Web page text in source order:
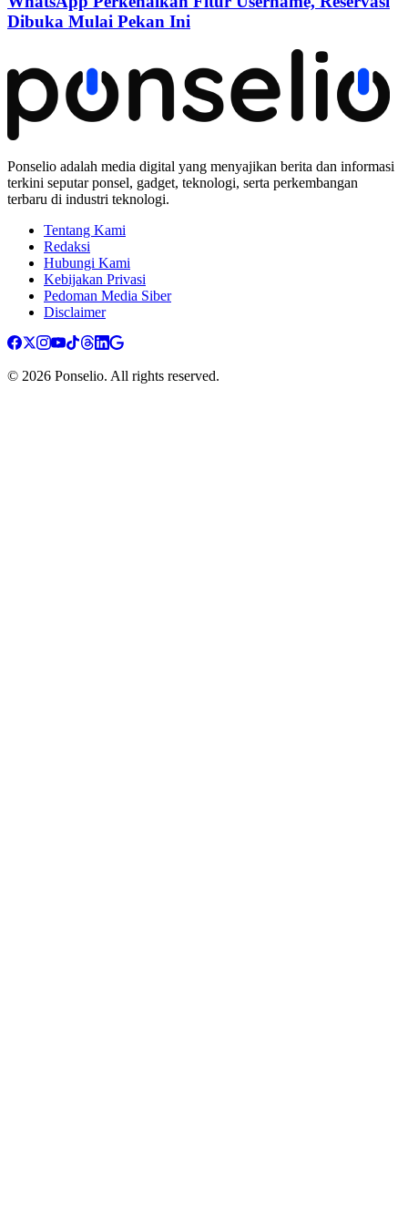
Dibuka Mulai Pekan Ini
Ponselio adalah media digital yang menyajikan berita dan informasi
terkini seputar ponsel, gadget, teknologi, serta perkembangan
terbaru di industri teknologi.
Tentang Kami
Redaksi
Hubungi Kami
Kebijakan Privasi
Pedoman Media Siber
Disclaimer
© 2026 Ponselio. All rights reserved.